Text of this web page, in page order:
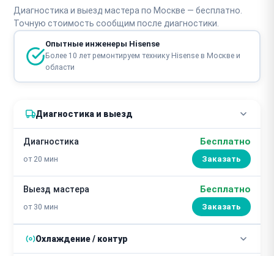
Диагностика и выезд мастера по Москве — бесплатно.
Точную стоимость сообщим после диагностики.
Опытные инженеры Hisense
Более 10 лет ремонтируем технику Hisense в Москве и
области
Диагностика и выезд
Диагностика
от 20 мин
Бесплатно
Заказать
Выезд мастера
от 30 мин
Бесплатно
Заказать
Охлаждение / контур